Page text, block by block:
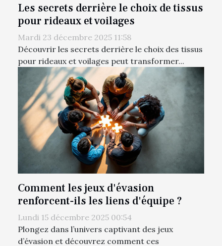
Les secrets derrière le choix de tissus
pour rideaux et voilages
Mardi 23 décembre 2025 11:58
Découvrir les secrets derrière le choix des tissus
pour rideaux et voilages peut transformer...
Comment les jeux d'évasion
renforcent-ils les liens d'équipe ?
Lundi 15 décembre 2025 00:54
Plongez dans l’univers captivant des jeux
d’évasion et découvrez comment ces